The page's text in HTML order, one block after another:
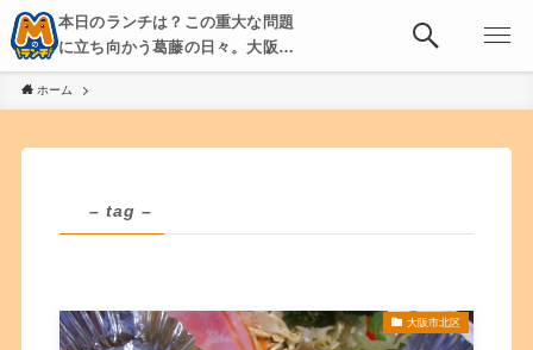
本日のランチは？この重大な問題
に立ち向かう葛藤の日々。大阪・
京都・神戸を中心とした食べ歩
き、飲み歩きを綴る。
ホーム
– tag –
大阪市北区